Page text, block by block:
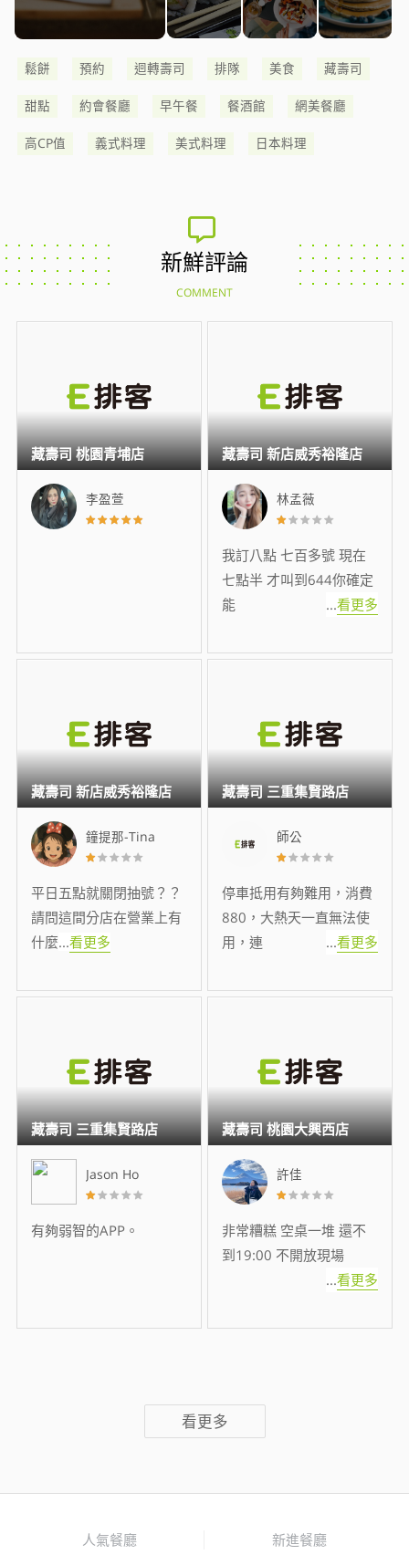
鬆餅 預約 迴轉壽司 排隊 美食 藏壽司
甜點 約會餐廳 早午餐 餐酒館 網美餐廳
高CP值 義式料理 美式料理 日本料理
新鮮評論
COMMENT
李盈萱
藏壽司 桃園青埔店
林孟薇
我訂八點 七百多號 現在
七點半 才叫到644你確定
能
...看更多
藏壽司 新店威秀裕隆店
鐘提那-Tina
平日五點就關閉抽號？？
請問這間分店在營業上有
什麼...看更多
藏壽司 新店威秀裕隆店
師公
停車抵用有夠難用，消費
880，大熱天一直無法使
用，連
...看更多
藏壽司 三重集賢路店
Jason Ho
有夠弱智的APP。
藏壽司 三重集賢路店
許佳
非常糟糕 空桌一堆 還不
到19:00 不開放現場
...看更多
藏壽司 桃園大興西店
看更多
人氣餐廳 新進餐廳